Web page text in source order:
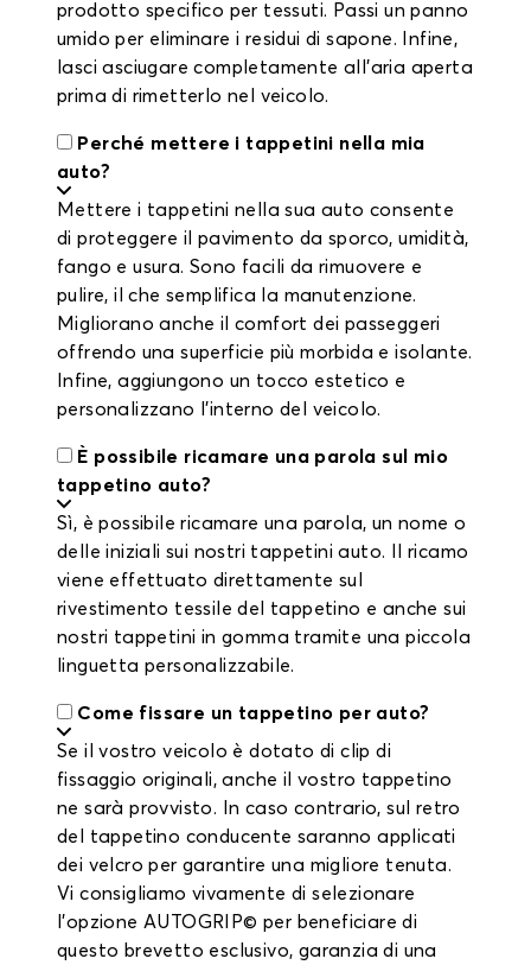
prodotto specifico per tessuti. Passi un panno
umido per eliminare i residui di sapone. Infine,
lasci asciugare completamente all’aria aperta
prima di rimetterlo nel veicolo.
Perché mettere i tappetini nella mia
auto?
Mettere i tappetini nella sua auto consente
di proteggere il pavimento da sporco, umidità,
fango e usura. Sono facili da rimuovere e
pulire, il che semplifica la manutenzione.
Migliorano anche il comfort dei passeggeri
offrendo una superficie più morbida e isolante.
Infine, aggiungono un tocco estetico e
personalizzano l’interno del veicolo.
È possibile ricamare una parola sul mio
tappetino auto?
Sì, è possibile ricamare una parola, un nome o
delle iniziali sui nostri tappetini auto. Il ricamo
viene effettuato direttamente sul
rivestimento tessile del tappetino e anche sui
nostri tappetini in gomma tramite una piccola
linguetta personalizzabile.
Come fissare un tappetino per auto?
Se il vostro veicolo è dotato di clip di
fissaggio originali, anche il vostro tappetino
ne sarà provvisto. In caso contrario, sul retro
del tappetino conducente saranno applicati
dei velcro per garantire una migliore tenuta.
Vi consigliamo vivamente di selezionare
l'opzione AUTOGRIP© per beneficiare di
questo brevetto esclusivo, garanzia di una